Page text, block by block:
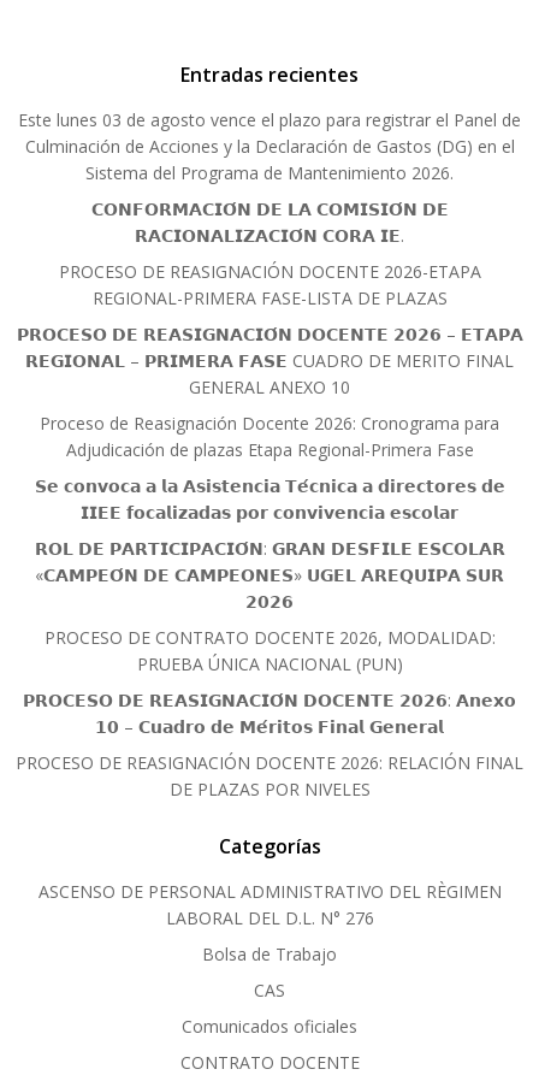
Entradas recientes
Este lunes 03 de agosto vence el plazo para registrar el Panel de
Culminación de Acciones y la Declaración de Gastos (DG) en el
Sistema del Programa de Mantenimiento 2026.
𝗖𝗢𝗡𝗙𝗢𝗥𝗠𝗔𝗖𝗜𝗢́𝗡 𝗗𝗘 𝗟𝗔 𝗖𝗢𝗠𝗜𝗦𝗜𝗢́𝗡 𝗗𝗘
𝗥𝗔𝗖𝗜𝗢𝗡𝗔𝗟𝗜𝗭𝗔𝗖𝗜𝗢́𝗡 𝗖𝗢𝗥𝗔 𝗜𝗘.
PROCESO DE REASIGNACIÓN DOCENTE 2026-ETAPA
REGIONAL-PRIMERA FASE-LISTA DE PLAZAS
𝗣𝗥𝗢𝗖𝗘𝗦𝗢 𝗗𝗘 𝗥𝗘𝗔𝗦𝗜𝗚𝗡𝗔𝗖𝗜𝗢́𝗡 𝗗𝗢𝗖𝗘𝗡𝗧𝗘 𝟮𝟬𝟮𝟲 – 𝗘𝗧𝗔𝗣𝗔
𝗥𝗘𝗚𝗜𝗢𝗡𝗔𝗟 – 𝗣𝗥𝗜𝗠𝗘𝗥𝗔 𝗙𝗔𝗦𝗘 CUADRO DE MERITO FINAL
GENERAL ANEXO 10
Proceso de Reasignación Docente 2026: Cronograma para
Adjudicación de plazas Etapa Regional-Primera Fase
𝗦𝗲 𝗰𝗼𝗻𝘃𝗼𝗰𝗮 𝗮 𝗹𝗮 𝗔𝘀𝗶𝘀𝘁𝗲𝗻𝗰𝗶𝗮 𝗧𝗲́𝗰𝗻𝗶𝗰𝗮 𝗮 𝗱𝗶𝗿𝗲𝗰𝘁𝗼𝗿𝗲𝘀 𝗱𝗲
𝗜𝗜𝗘𝗘 𝗳𝗼𝗰𝗮𝗹𝗶𝘇𝗮𝗱𝗮𝘀 𝗽𝗼𝗿 𝗰𝗼𝗻𝘃𝗶𝘃𝗲𝗻𝗰𝗶𝗮 𝗲𝘀𝗰𝗼𝗹𝗮𝗿
𝗥𝗢𝗟 𝗗𝗘 𝗣𝗔𝗥𝗧𝗜𝗖𝗜𝗣𝗔𝗖𝗜𝗢́𝗡: 𝗚𝗥𝗔𝗡 𝗗𝗘𝗦𝗙𝗜𝗟𝗘 𝗘𝗦𝗖𝗢𝗟𝗔𝗥
«𝗖𝗔𝗠𝗣𝗘𝗢́𝗡 𝗗𝗘 𝗖𝗔𝗠𝗣𝗘𝗢𝗡𝗘𝗦» 𝗨𝗚𝗘𝗟 𝗔𝗥𝗘𝗤𝗨𝗜𝗣𝗔 𝗦𝗨𝗥
𝟮𝟬𝟮𝟲
PROCESO DE CONTRATO DOCENTE 2026, MODALIDAD:
PRUEBA ÚNICA NACIONAL (PUN)
𝗣𝗥𝗢𝗖𝗘𝗦𝗢 𝗗𝗘 𝗥𝗘𝗔𝗦𝗜𝗚𝗡𝗔𝗖𝗜𝗢́𝗡 𝗗𝗢𝗖𝗘𝗡𝗧𝗘 𝟮𝟬𝟮𝟲: 𝗔𝗻𝗲𝘅𝗼
𝟭𝟬 – 𝗖𝘂𝗮𝗱𝗿𝗼 𝗱𝗲 𝗠𝗲́𝗿𝗶𝘁𝗼𝘀 𝗙𝗶𝗻𝗮𝗹 𝗚𝗲𝗻𝗲𝗿𝗮𝗹
PROCESO DE REASIGNACIÓN DOCENTE 2026: RELACIÓN FINAL
DE PLAZAS POR NIVELES
Categorías
ASCENSO DE PERSONAL ADMINISTRATIVO DEL RÈGIMEN
LABORAL DEL D.L. N° 276
Bolsa de Trabajo
CAS
Comunicados oficiales
CONTRATO DOCENTE